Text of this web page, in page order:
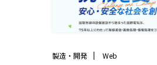
製造・開発 Web